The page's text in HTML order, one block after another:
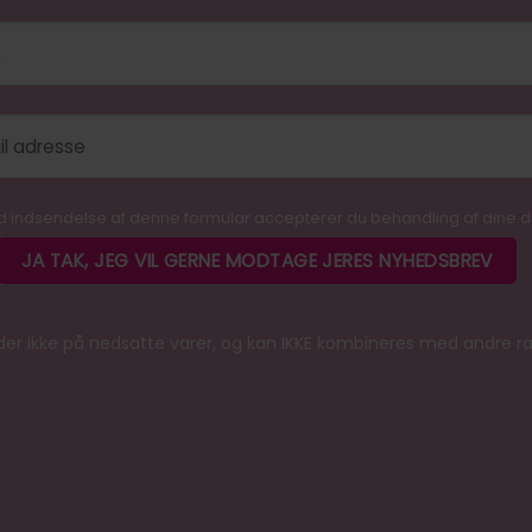
indsendelse af denne formular accepterer du behandling af dine
ikke på nedsatte varer, og kan IKKE kombineres med andre